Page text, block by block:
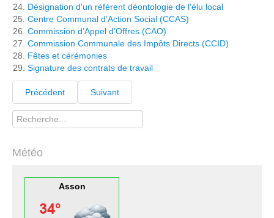
Désignation d'un référent déontologie de l'élu local
Centre Communal d’Action Social (CCAS)
Commission d’Appel d’Offres (CAO)
Commission Communale des Impôts Directs (CCID)
Fêtes et cérémonies
Signature des contrats de travail
Précédent
Suivant
Rechercher
Météo
Asson